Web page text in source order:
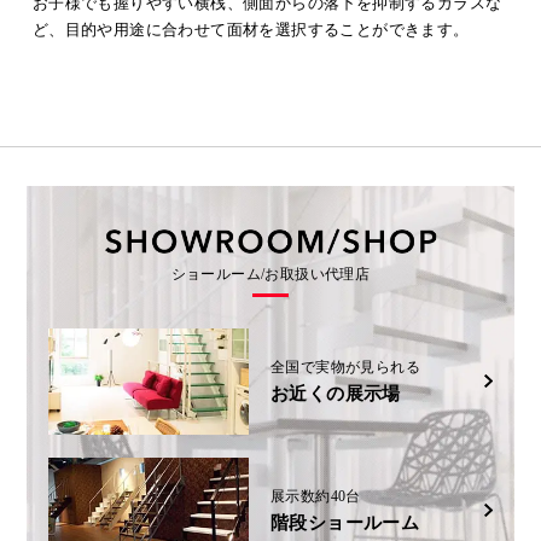
ど、目的や用途に合わせて面材を選択することができます。
ショールーム/お取扱い代理店
全国で実物が見られる
お近くの展示場
展示数約40台
階段ショールーム